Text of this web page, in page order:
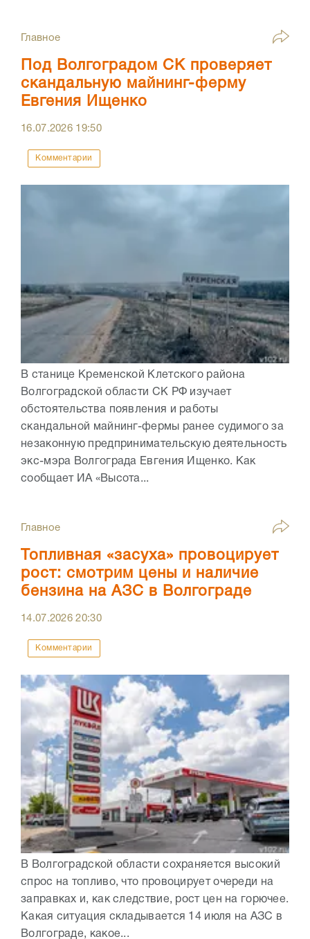
Главное
Под Волгоградом СК проверяет
скандальную майнинг-ферму
Евгения Ищенко
16.07.2026 19:50
Комментарии
В станице Кременской Клетского района
Волгоградской области СК РФ изучает
обстоятельства появления и работы
скандальной майнинг-фермы ранее судимого за
незаконную предпринимательскую деятельность
экс-мэра Волгограда Евгения Ищенко. Как
сообщает ИА «Высота...
Главное
Топливная «засуха» провоцирует
рост: смотрим цены и наличие
бензина на АЗС в Волгограде
14.07.202620:30
Комментарии
В Волгоградской области сохраняется высокий
спрос на топливо, что провоцирует очереди на
заправках и, как следствие, рост цен на горючее.
Какая ситуация складывается 14 июля на АЗС в
Волгограде, какое...